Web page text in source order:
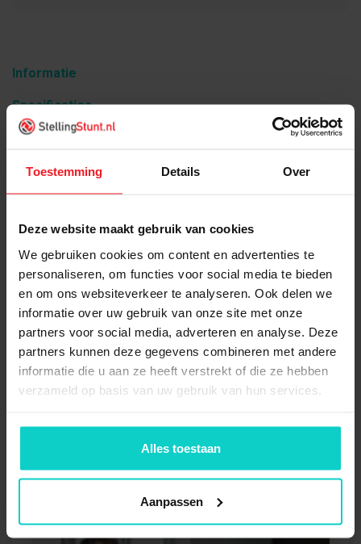
Toestemming Details Over
Deze website maakt gebruik van cookies
We gebruiken cookies om content en advertenties te
personaliseren, om functies voor social media te bieden
en om ons websiteverkeer te analyseren. Ook delen we
informatie over uw gebruik van onze site met onze
partners voor social media, adverteren en analyse. Deze
partners kunnen deze gegevens combineren met andere
informatie die u aan ze heeft verstrekt of die ze hebben
verzameld op basis van uw gebruik van hun services.
Alles toestaan
Aanpassen
Informatie
Specificaties
Wat is inbegrepen?
Gerelateerde producten
Product informatie
Gaaslegborden verzinkt Stellingstunt (ook wel
gaasroosters)
Draagvermogen: 500kg
Uitvoering: verzinkt